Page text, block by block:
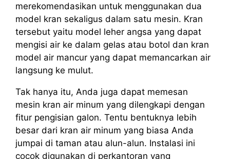
merekomendasikan untuk menggunakan dua
model kran sekaligus dalam satu mesin. Kran
tersebut yaitu model leher angsa yang dapat
mengisi air ke dalam gelas atau botol dan kran
model air mancur yang dapat memancarkan air
langsung ke mulut.
Tak hanya itu, Anda juga dapat memesan
mesin kran air minum yang dilengkapi dengan
fitur pengisian galon. Tentu bentuknya lebih
besar dari kran air minum yang biasa Anda
jumpai di taman atau alun-alun. Instalasi ini
cocok digunakan di perkantoran yang